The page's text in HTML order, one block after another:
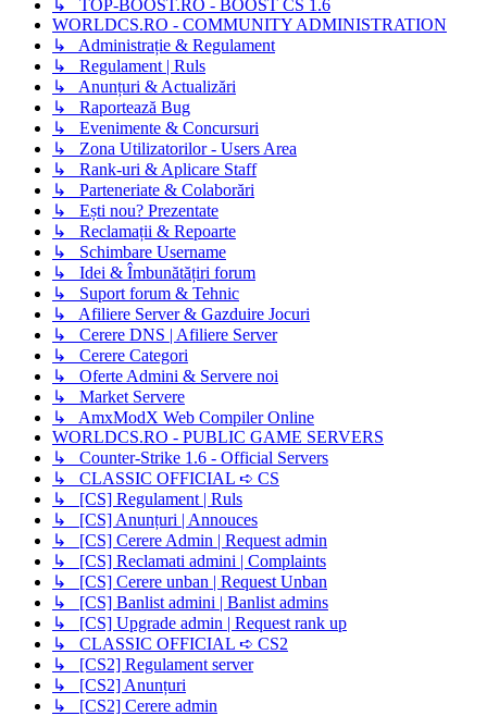
↳ TOP-BOOST.RO - BOOST CS 1.6
WORLDCS.RO - COMMUNITY ADMINISTRATION
↳ Administrație & Regulament
↳ Regulament | Ruls
↳ Anunțuri & Actualizări
↳ Raportează Bug
↳ Evenimente & Concursuri
↳ Zona Utilizatorilor - Users Area
↳ Rank-uri & Aplicare Staff
↳ Parteneriate & Colaborări
↳ Ești nou? Prezentate
↳ Reclamații & Repoarte
↳ Schimbare Username
↳ Idei & Îmbunătățiri forum
↳ Suport forum & Tehnic
↳ Afiliere Server & Gazduire Jocuri
↳ Cerere DNS | Afiliere Server
↳ Cerere Categori
↳ Oferte Admini & Servere noi
↳ Market Servere
↳ AmxModX Web Compiler Online
WORLDCS.RO - PUBLIC GAME SERVERS
↳ Counter-Strike 1.6 - Official Servers
↳ CLASSIC OFFICIAL ➪ CS
↳ [CS] Regulament | Ruls
↳ [CS] Anunțuri | Annouces
↳ [CS] Cerere Admin | Request admin
↳ [CS] Reclamati admini | Complaints
↳ [CS] Cerere unban | Request Unban
↳ [CS] Banlist admini | Banlist admins
↳ [CS] Upgrade admin | Request rank up
↳ CLASSIC OFFICIAL ➪ CS2
↳ [CS2] Regulament server
↳ [CS2] Anunțuri
↳ [CS2] Cerere admin